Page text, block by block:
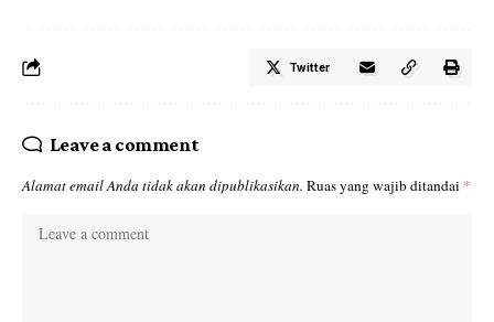
Twitter
Leave a comment
Alamat email Anda tidak akan dipublikasikan. Ruas yang wajib ditandai *